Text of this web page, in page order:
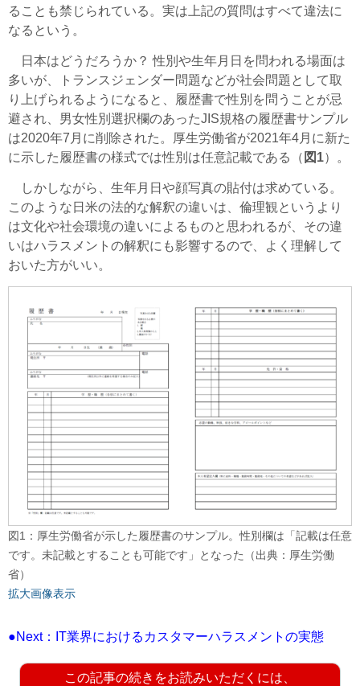
ることも禁じられている。実は上記の質問はすべて違法に
なるという。
日本はどうだろうか？ 性別や生年月日を問われる場面は
多いが、トランスジェンダー問題などが社会問題として取
り上げられるようになると、履歴書で性別を問うことが忌
避され、男女性別選択欄のあったJIS規格の履歴書サンプル
は2020年7月に削除された。厚生労働省が2021年4月に新た
に示した履歴書の様式では性別は任意記載である（ 図1）。
しかしながら、生年月日や顔写真の貼付は求めている。
このような日米の法的な解釈の違いは、倫理観というより
は文化や社会環境の違いによるものと思われるが、その違
いはハラスメントの解釈にも影響するので、よく理解して
おいた方がいい。
図1：厚生労働省が示した履歴書のサンプル。性別欄は「記載は任意
です。未記載とすることも可能です」となった（出典：厚生労働
省）
拡大画像表示
●Next：IT業界におけるカスタマーハラスメントの実態
この記事の続きをお読みいただくには、